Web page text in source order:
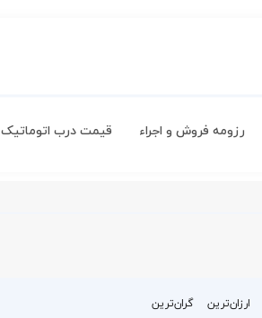
رزومه فروش و اجراء قیمت درب اتوماتیک
ارزان‌ترین گران‌ترین